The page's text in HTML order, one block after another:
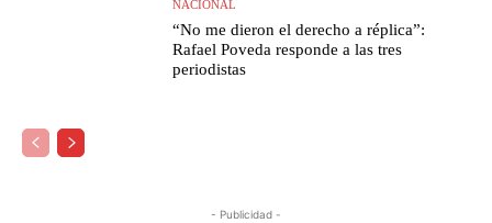
NACIONAL
“No me dieron el derecho a réplica”:
Rafael Poveda responde a las tres
periodistas
- Publicidad -